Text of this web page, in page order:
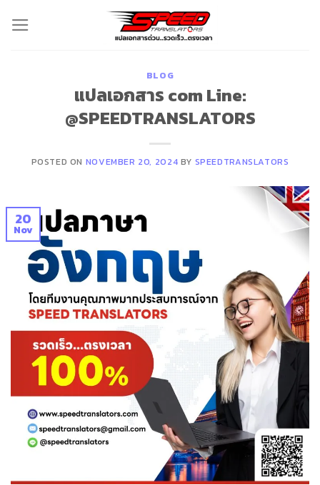
BLOG
แปลเอกสาร com Line:
@SPEEDTRANSLATORS
POSTED ON NOVEMBER 20, 2024 BY SPEEDTRANSLATORS
20
Nov